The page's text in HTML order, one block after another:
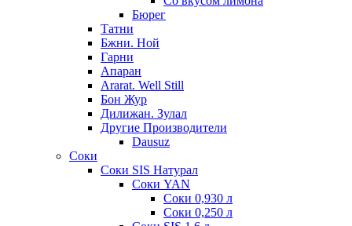
Бюрег
Татни
Бжни. Ной
Гарни
Апаран
Ararat. Well Still
Бон Жур
Дилижан. Зулал
Другие Производители
Dausuz
Соки
Соки SIS Натурал
Соки YAN
Соки 0,930 л
Соки 0,250 л